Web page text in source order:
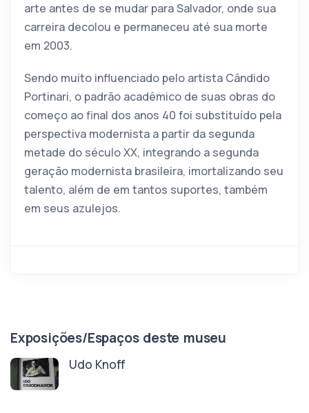
arte antes de se mudar para Salvador, onde sua
carreira decolou e permaneceu até sua morte
em 2003.
Sendo muito influenciado pelo artista Cândido
Portinari, o padrão acadêmico de suas obras do
começo ao final dos anos 40 foi substituído pela
perspectiva modernista a partir da segunda
metade do século XX, integrando a segunda
geração modernista brasileira, imortalizando seu
talento, além de em tantos suportes, também
em seus azulejos.
Exposições/Espaços deste museu
Udo Knoff